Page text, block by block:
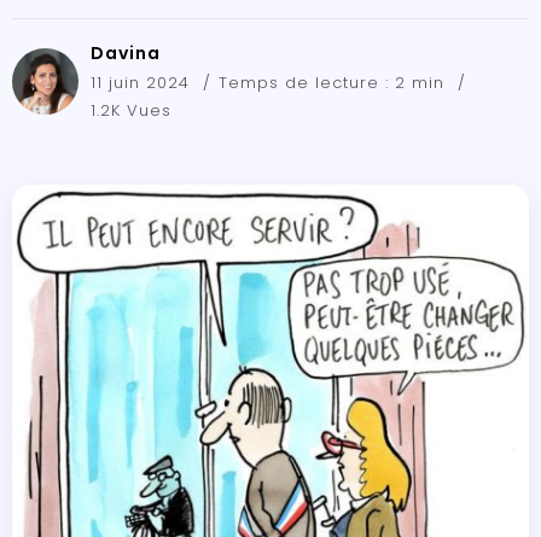
Davina
11 juin 2024
Temps de lecture : 2 min
1.2K Vues